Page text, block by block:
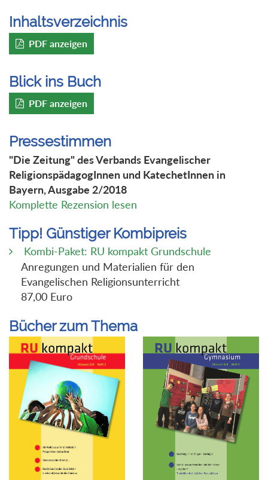
Inhaltsverzeichnis
PDF anzeigen
Blick ins Buch
PDF anzeigen
Pressestimmen
"Die Zeitung" des Verbands Evangelischer
ReligionspädagogInnen und KatechetInnen in
Bayern, Ausgabe 2/2018
Komplette Rezension lesen
Tipp! Günstiger Kombipreis
Kombi-Paket: RU kompakt Grundschule
Anregungen und Materialien für den
Evangelischen Religionsunterricht
87,00 Euro
Bücher zum Thema